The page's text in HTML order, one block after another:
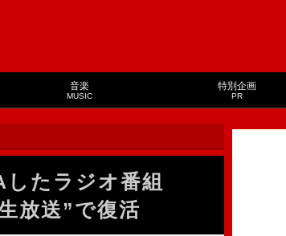
音楽
MUSIC
特別企画
PR
たラジオ番組
放送”で復活